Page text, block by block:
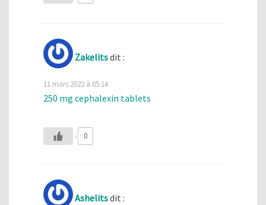
Zakelitsdit :
11 mars 2022 à 05:14
250 mg cephalexin tablets
0
Ashelitsdit :